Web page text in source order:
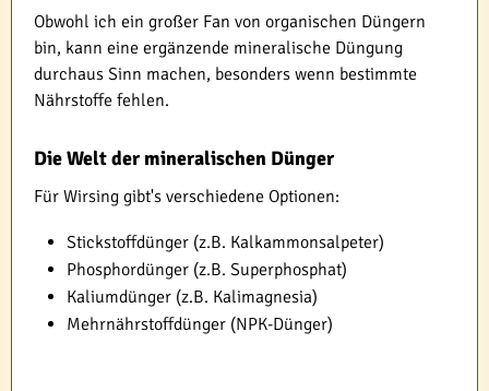
Obwohl ich ein großer Fan von organischen Düngern
bin, kann eine ergänzende mineralische Düngung
durchaus Sinn machen, besonders wenn bestimmte
Nährstoffe fehlen.
Die Welt der mineralischen Dünger
Für Wirsing gibt's verschiedene Optionen:
Stickstoffdünger (z.B. Kalkammonsalpeter)
Phosphordünger (z.B. Superphosphat)
Kaliumdünger (z.B. Kalimagnesia)
Mehrnährstoffdünger (NPK-Dünger)